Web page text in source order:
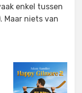
enkel tussen
Maar niets van